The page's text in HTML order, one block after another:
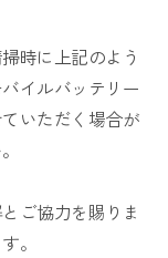
時に上記のよう
イルバッテリー
いただく場合が
ご協力を賜りま
。